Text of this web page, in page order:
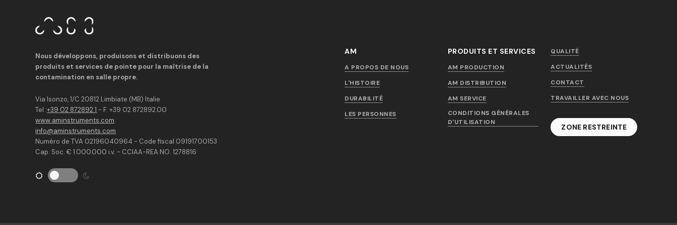
Nous développons, produisons et distribuons des
produits et services de pointe pour la maîtrise de la
contamination en salle propre.
Via Isonzo, 1/C 20812 Limbiate (MB) Italie
Tel :+39 02 872892.1 - F. +39 02 872892.00
www.aminstruments.com
info@aminstruments.com
Numéro de TVA 02196040964 - Code fiscal 09191700153
Cap. Soc. € 1.000.000 i.v. - CCIAA-REA NO. 1278816
AM
A PROPOS DE NOUS
L'HISTOIRE
DURABILITÉ
LES PERSONNES
PRODUITS ET SERVICES
AM PRODUCTION
AM DISTRIBUTION
AM SERVICE
CONDITIONS GÉNÉRALES
D'UTILISATION
QUALITÉ
ACTUALITÉS
CONTACT
TRAVAILLER AVEC NOUS
ZONE RESTREINTE